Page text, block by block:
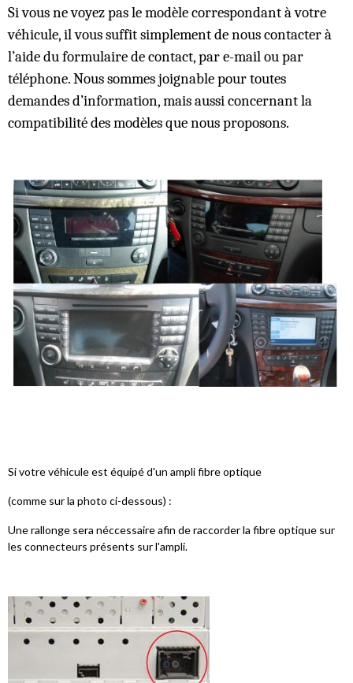
Si vous ne voyez pas le modèle correspondant à votre
véhicule, il vous suffit simplement de nous contacter à
l’aide du formulaire de contact, par e-mail ou par
téléphone. Nous sommes joignable pour toutes
demandes d’information, mais aussi concernant la
compatibilité des modèles que nous proposons.
Si votre véhicule est équipé d'un ampli fibre optique
(comme sur la photo ci-dessous) :
Une rallonge sera néccessaire afin de raccorder la fibre optique sur
les connecteurs présents sur l'ampli.